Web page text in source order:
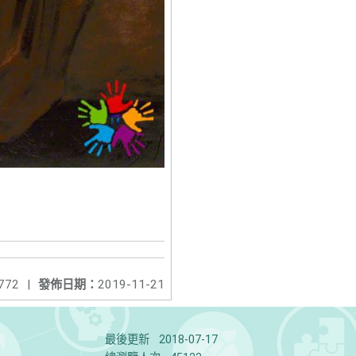
發佈日期： 2019-11-21
最後更新
2018-07-17